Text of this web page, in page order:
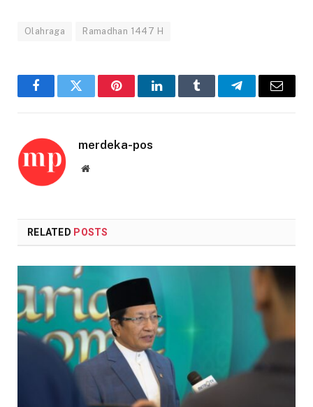
Olahraga Ramadhan 1447 H
FacebookTwitter PinterestLinkedInTumblr TelegramEmail
merdeka-pos
Website
RELATED POSTS